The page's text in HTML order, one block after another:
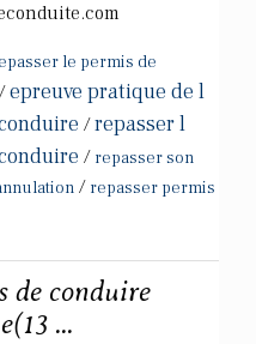
le permis de
/epreuve pratique de l
/repasser l
/ repasser son
/ repasser permis
de conduire
...